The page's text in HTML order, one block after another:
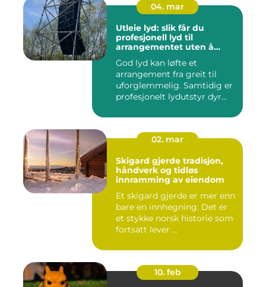
04. mar
Utleie lyd: slik får du
profesjonell lyd til
arrangementet uten å
God lyd kan løfte et
arrangement fra greit til
uforglemmelig. Samtidig er
profesjonelt lydutstyr dyr...
02. mar
Skigard gjerde tradisjon,
håndverk og tidløs
innramming av eiendom
Et skigard gjerde er mer enn
bare en innhegning. Det er
et stykke norsk historie som
fortsatt lever ...
10. feb